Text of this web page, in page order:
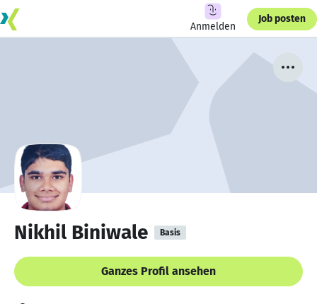
Anmelden
Job posten
Nikhil Biniwale Basis
Ganzes Profil ansehen